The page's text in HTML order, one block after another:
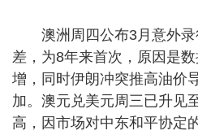
澳洲周四公布3月意外录
差，为8年来首次，原因是
增，同时伊朗冲突推高油价
加。澳元兑美元周三已升见
高，因市场对中东和平协定